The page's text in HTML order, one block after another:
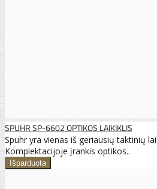
SPUHR SP-6602 OPTIKOS LAIKIKLIS
Spuhr yra vienas iš geriausių taktinių
Komplektacijoje įrankis optikos..